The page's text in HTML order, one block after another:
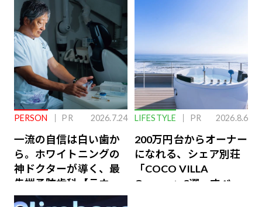
PERSON PR 2026.7.24
一流の自信は白い歯か
ら。ホワイトニングの
神ドクターが導く、最
先端予防歯科【ラウン
ジ会員特典あり】
LIFESTYLE PR 2026.8.6
200万円台からオーナー
になれる、シェア別荘
「COCO VILLA
Owners」3選。すべて